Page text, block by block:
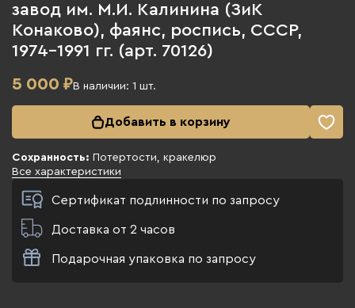
завод им. М.И. Калинина (ЗиК
Конаково), фаянс, роспись, СССР,
1974-1991 гг. (арт. 70126)
5 000 ₽В наличии: 1 шт.
Добавить в корзину
Сохранность: Потертости, кракелюр
Все характеристики
Сертификат подлинности по запросу
Доставка от 2 часов
Подарочная упаковка по запросу